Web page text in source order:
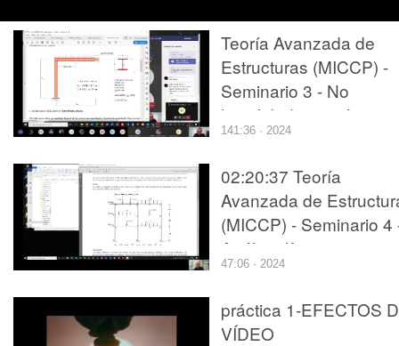
Teoría Avanzada de
Estructuras (MICCP) -
Seminario 3 - No
linealidad geométrica
141:36 · 2024
02:20:37 Teoría
Avanzada de
(MICCP) - Seminario 4
Análisis límite
47:06 · 2024
práctica 1-EFECTOS
VÍDEO